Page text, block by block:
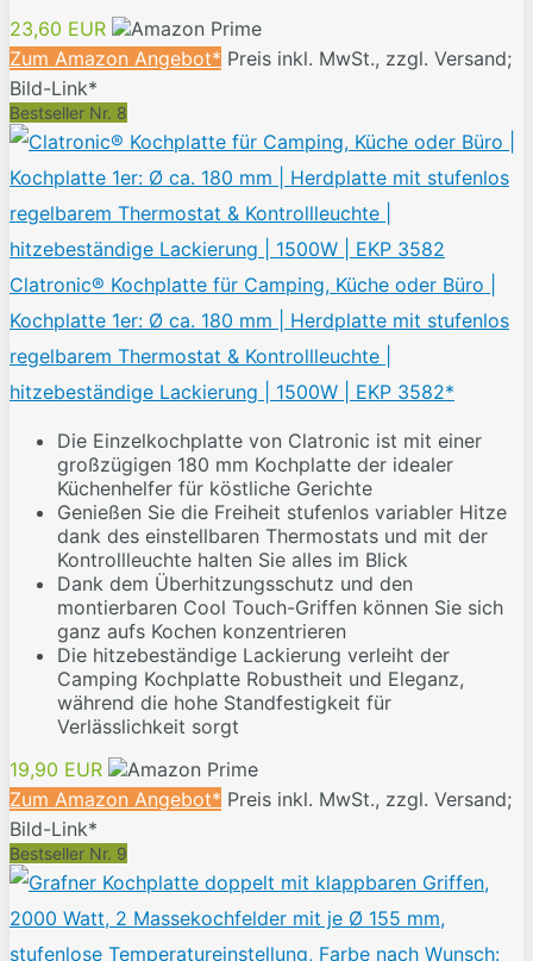
23,60 EUR
Zum Amazon Angebot* Preis inkl. MwSt., zzgl. Versand;
Bild-Link*
Bestseller Nr. 8
Clatronic® Kochplatte für Camping, Küche oder Büro |
Kochplatte 1er: Ø ca. 180 mm | Herdplatte mit stufenlos
regelbarem Thermostat & Kontrollleuchte |
hitzebeständige Lackierung | 1500W | EKP 3582*
Die Einzelkochplatte von Clatronic ist mit einer
großzügigen 180 mm Kochplatte der idealer
Küchenhelfer für köstliche Gerichte
Genießen Sie die Freiheit stufenlos variabler Hitze
dank des einstellbaren Thermostats und mit der
Kontrollleuchte halten Sie alles im Blick
Dank dem Überhitzungsschutz und den
montierbaren Cool Touch-Griffen können Sie sich
ganz aufs Kochen konzentrieren
Die hitzebeständige Lackierung verleiht der
Camping Kochplatte Robustheit und Eleganz,
während die hohe Standfestigkeit für
Verlässlichkeit sorgt
19,90 EUR
Zum Amazon Angebot* Preis inkl. MwSt., zzgl. Versand;
Bild-Link*
Bestseller Nr. 9